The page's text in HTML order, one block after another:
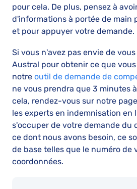
pour cela. De plus, pensez à
d'informations à portée de main
et pour appuyer votre demande.
Si vous n'avez pas envie de
Austral pour obtenir ce que
notre outil de demande de
ne vous prendra que 3 minutes
cela, rendez-vous sur notre
les experts en indemnisation en
s'occuper de votre demande du
ce dont nous avons besoin, ce
de base telles que le numéro de
coordonnées.